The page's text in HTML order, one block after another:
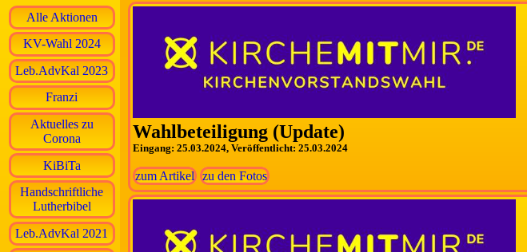
Alle Aktionen
KV-Wahl 2024
Leb.AdvKal 2023
Franzi
Aktuelles zu
Corona
KiBiTa
Handschriftliche
Lutherbibel
Leb.AdvKal 2021
Wahlbeteiligung (Update)
Eingang: 25.03.2024, Veröffentlicht: 25.03.2024
zum Artikel zu den Fotos